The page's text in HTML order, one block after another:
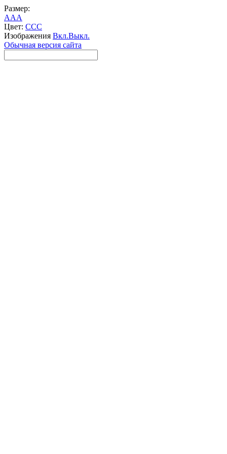
Размер:
AAA
Цвет: CCC
Изображения Вкл.Выкл.
Обычная версия сайта